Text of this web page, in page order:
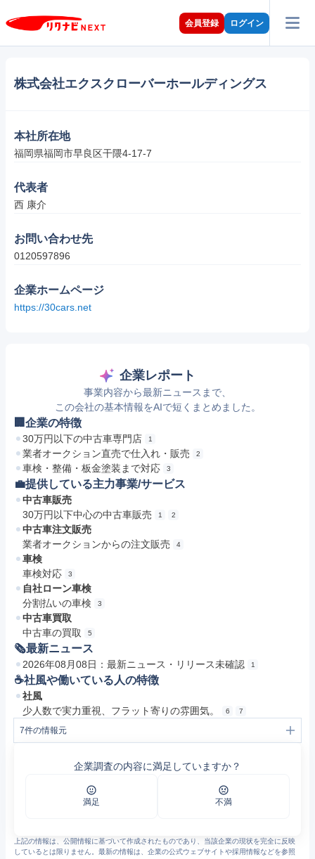
会員登録 ログイン
株式会社エクスクローバーホールディングス
本社所在地
福岡県福岡市早良区干隈4-17-7
代表者
西 康介
お問い合わせ先
0120597896
企業ホームページ
https://30cars.net
企業レポート
事業内容から最新ニュースまで、
この会社の基本情報をAIで短くまとめました。
🏢企業の特徴
30万円以下の中古車専門店 1
業者オークション直売で仕入れ・販売 2
車検・整備・板金塗装まで対応 3
💼提供している主力事業/サービス
中古車販売
30万円以下中心の中古車販売
1 2
中古車注文販売
業者オークションからの注文販売
4
車検
車検対応
3
自社ローン車検
分割払いの車検
3
中古車買取
中古車の買取
5
🗞最新ニュース
2026年08月08日：最新ニュース・リリース未確認 1
☕️社風や働いている人の特徴
社風
少人数で実力重視、フラット寄りの雰囲気。
6 7
7件の情報元
車検・自社ローン車検・修理・板金｜コミコミ30万円以下の中古車専門30cars
中古車買取｜コミコミ30万円以下の中古車専門30cars
https://jobtalk.jp/companies/7791166/answers
企業調査の内容に満足していますか？
満足 不満
上記の情報は、公開情報に基づいて作成されたものであり、当該企業の現状を完全に反映
しているとは限りません。最新の情報は、企業の公式ウェブサイトや採用情報などを参照